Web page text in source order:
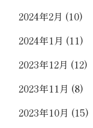
2024年2月 (10)
2024年1月 (11)
2023年12月 (12)
2023年11月 (8)
2023年10月 (15)